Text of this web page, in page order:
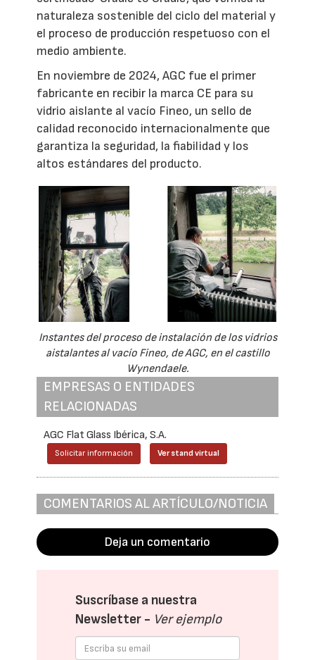
naturaleza sostenible del ciclo del material y
el proceso de producción respetuoso con el
medio ambiente.
En noviembre de 2024, AGC fue el primer
fabricante en recibir la marca CE para su
vidrio aislante al vacío Fineo, un sello de
calidad reconocido internacionalmente que
garantiza la seguridad, la fiabilidad y los
altos estándares del producto.
Instantes del proceso de instalación de los vidrios
aistalantes al vacío Fineo, de AGC, en el castillo
Wynendaele.
EMPRESAS O ENTIDADES
RELACIONADAS
AGC Flat Glass Ibérica, S.A.
Solicitar información Ver stand virtual
COMENTARIOS AL ARTÍCULO/NOTICIA
Deja un comentario
Suscríbase a nuestra
Newsletter - Ver ejemplo